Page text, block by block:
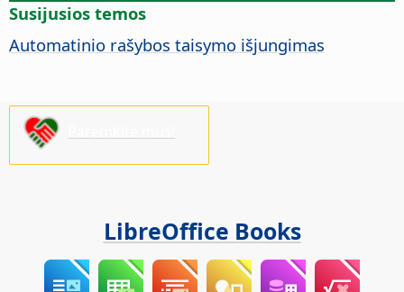
Susijusios temos
Automatinio rašybos taisymo išjungimas
LibreOffice Books